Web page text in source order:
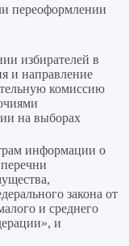
переоформлении
избирателей в
и направление
комиссию
на выборах
информации о
закона от
и среднего
и